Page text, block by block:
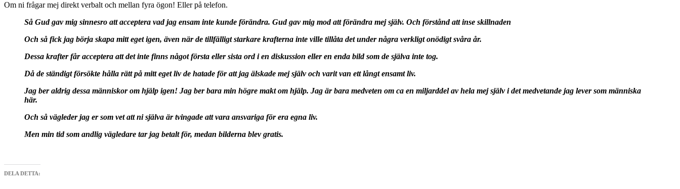
Om ni frågar mej direkt verbalt och mellan fyra ögon! Eller på telefon.
Så Gud gav mig sinnesro att acceptera vad jag ensam inte kunde förändra. Gud gav mig mod att förändra mej själv. Och förstånd att inse skillnaden
Och så fick jag börja skapa mitt eget igen, även när de tillfälligt starkare krafterna inte ville tillåta det under några verkligt onödigt svåra år.
Dessa krafter får acceptera att det inte finns något första eller sista ord i en diskussion eller en enda bild som de själva inte tog.
Då de ständigt försökte hålla rätt på mitt eget liv de hatade för att jag älskade mej själv och varit van ett långt ensamt liv.
Jag ber aldrig dessa människor om hjälp igen! Jag ber bara min högre makt om hjälp. Jag är bara medveten om ca en miljarddel av hela mej själv i det medvetande jag lever som människa
här.
Och så vägleder jag er som vet att ni själva är tvingade att vara ansvariga för era egna liv.
Men min tid som andlig vägledare tar jag betalt för, medan bilderna blev gratis.
DELA DETTA: